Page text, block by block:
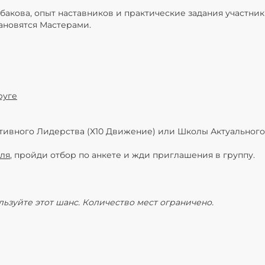
опыт наставников и практические задания
Мастерами.
Лидерства (Х10 Движение) или Школы
, пройди отбор по анкете и жди приглашения в группу.
этот шанс. Количество мест ограничено.